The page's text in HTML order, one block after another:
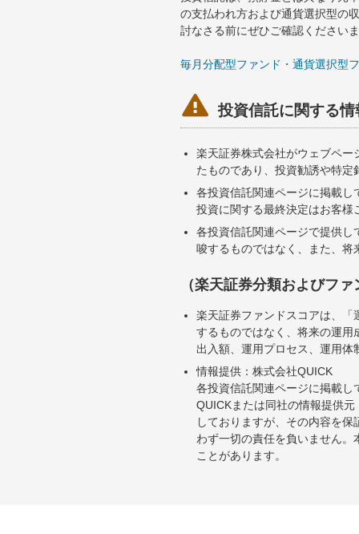
の支払われ方および通貨選択型の
討なさる前にぜひご確認ください
毎月分配型ファンド・通貨選択型
 投資信託に関する
楽天証券株式会社がウェブペ
たものであり、投資勧誘や特
各投資信託関連ページに掲載
投資に関する最終決定はお客
各投資信託関連ページで提供
唆するものではなく、また、
（楽天証券分類およびフ
楽天証券ファンドスコアは、
するものではなく、将来の運
出入額、運用プロセス、運用
情報提供：株式会社QUICK
各投資信託関連ページに掲載
QUICKまたは同社の情報提供
しておりますが、その内容を
わず一切の責任を負いません
ことがあります。